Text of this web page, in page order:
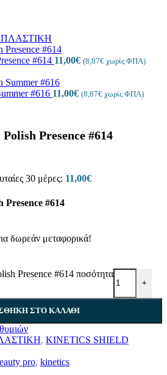
#614 11,00€ (8,87€ χωρίς ΦΠΑ)
#616 11,00€ (8,87€ χωρίς ΦΠΑ)
Presence #614
30 μέρες: 11,00€
Presence #614
δωρεάν μεταφορικά!
Presence #614 ποσότητα
+
ΣΤΟ ΚΑΛΆΘΙ
, KINETICS SHIELD
pro, kinetics